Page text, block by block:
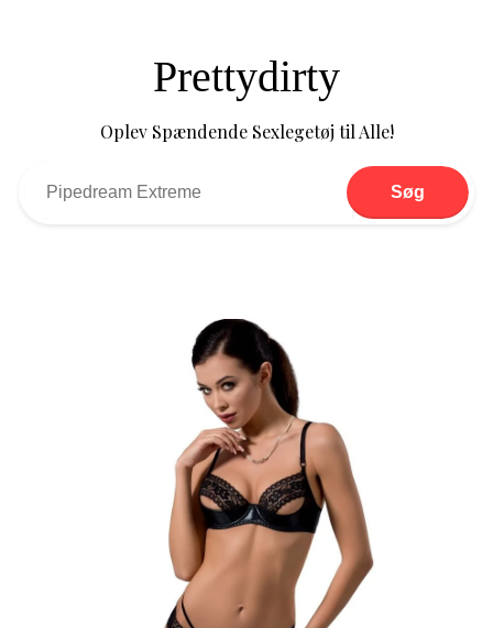
Prettydirty
Oplev Spændende Sexlegetøj til Alle!
Søg